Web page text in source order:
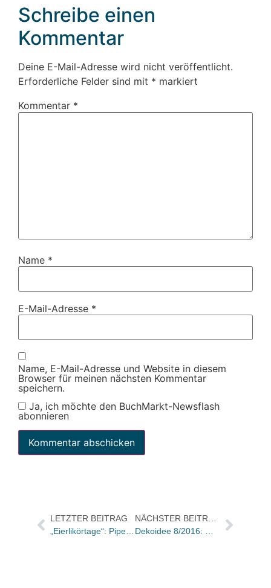
Schreibe einen
Kommentar
Deine E-Mail-Adresse wird nicht veröffentlicht.
Erforderliche Felder sind mit * markiert
Kommentar *
Name *
E-Mail-Adresse *
Name, E-Mail-Adresse und Website in diesem
Browser für meinen nächsten Kommentar
speichern.
Ja, ich möchte den BuchMarkt-Newsflash
abonnieren
LETZTER BEITRAG
„Eierlikörtage“: Piper erfüllt Lebenträume